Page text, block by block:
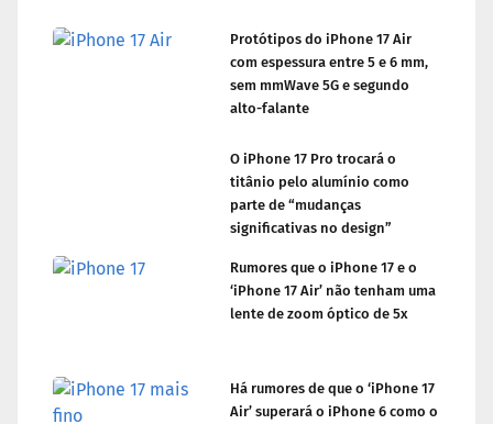
Protótipos do iPhone 17 Air
com espessura entre 5 e 6 mm,
sem mmWave 5G e segundo
alto-falante
O iPhone 17 Pro trocará o
titânio pelo alumínio como
parte de “mudanças
significativas no design”
Rumores que o iPhone 17 e o
‘iPhone 17 Air’ não tenham uma
lente de zoom óptico de 5x
Há rumores de que o ‘iPhone 17
Air’ superará o iPhone 6 como o